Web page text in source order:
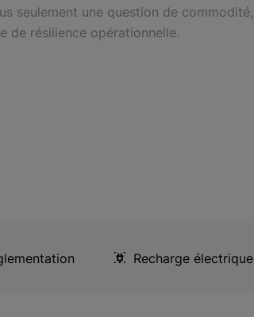
seulement une question de commodité,
de résilience opérationnelle.
Recharge électrique